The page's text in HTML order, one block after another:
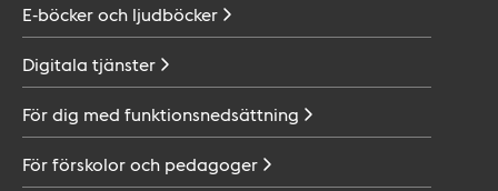
E-böcker och ljudböcker
Digitala tjänster
För dig med funktionsnedsättning
För förskolor och pedagoger